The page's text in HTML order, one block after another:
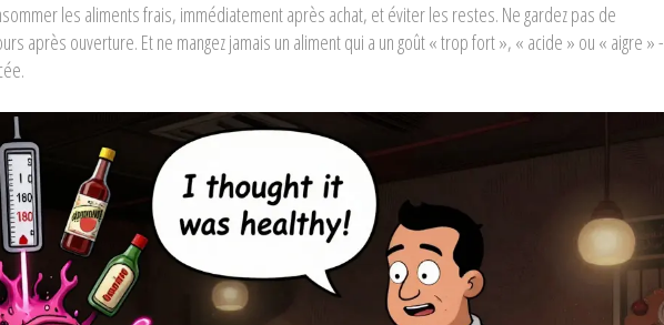
les aliments frais, immédiatement après achat, et éviter les restes. Ne gardez pas de
après ouverture. Et ne mangez jamais un aliment qui a un goût « trop fort », « acide » ou « aigre » -